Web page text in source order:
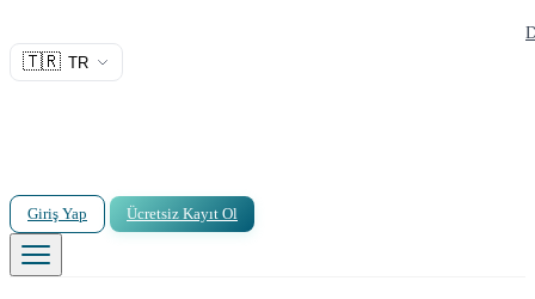
🇹🇷 TR
Giriş Yap Ücretsiz Kayıt Ol